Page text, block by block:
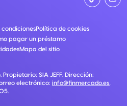
condicionesPolítica de cookies
pagar un préstamo
Mapa del sitio
. Propietario: SIA JEFF. Dirección:
electrónico: info@finmercado.es,
.